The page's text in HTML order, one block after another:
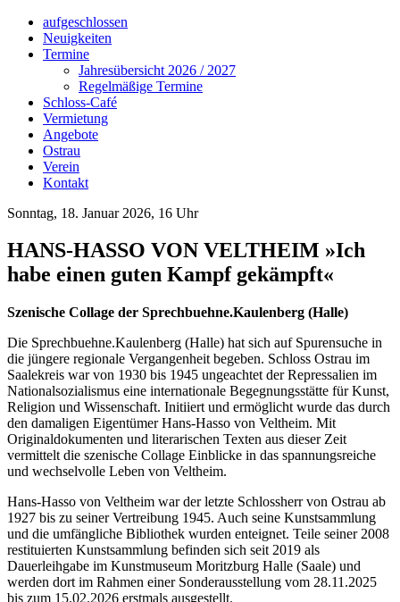
aufgeschlossen
Neuigkeiten
Termine
Jahresübersicht 2026 / 2027
Regelmäßige Termine
Schloss-Café
Vermietung
Angebote
Ostrau
Verein
Kontakt
Sonntag, 18. Januar 2026, 16 Uhr
HANS-HASSO VON VELTHEIM »Ich
habe einen guten Kampf gekämpft«
Szenische Collage der Sprechbuehne.Kaulenberg (Halle)
Die Sprechbuehne.Kaulenberg (Halle) hat sich auf Spurensuche in
die jüngere regionale Vergangenheit begeben. Schloss Ostrau im
Saalekreis war von 1930 bis 1945 ungeachtet der Repressalien im
Nationalsozialismus eine internationale Begegnungsstätte für Kunst,
Religion und Wissenschaft. Initiiert und ermöglicht wurde das durch
den damaligen Eigentümer Hans-Hasso von Veltheim. Mit
Originaldokumenten und literarischen Texten aus dieser Zeit
vermittelt die szenische Collage Einblicke in das spannungsreiche
und wechselvolle Leben von Veltheim.
Hans-Hasso von Veltheim war der letzte Schlossherr von Ostrau ab
1927 bis zu seiner Vertreibung 1945. Auch seine Kunstsammlung
und die umfängliche Bibliothek wurden enteignet. Teile seiner 2008
restituierten Kunstsammlung befinden sich seit 2019 als
Dauerleihgabe im Kunstmuseum Moritzburg Halle (Saale) und
werden dort im Rahmen einer Sonderausstellung vom 28.11.2025
bis zum 15.02.2026 erstmals ausgestellt.